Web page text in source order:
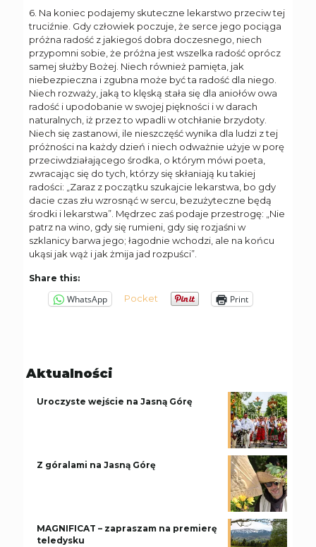
6. Na koniec podajemy skuteczne lekarstwo przeciw tej
truciźnie. Gdy człowiek poczuje, że serce jego pociąga
próżna radość z jakiegoś dobra doczesnego, niech
przypomni sobie, że próżna jest wszelka radość oprócz
samej służby Bożej. Niech również pamięta, jak
niebezpieczna i zgubna może być ta radość dla niego.
Niech rozważy, jaką to klęską stała się dla aniołów owa
radość i upodobanie w swojej piękności i w darach
naturalnych, iż przez to wpadli w otchłanie brzydoty.
Niech się zastanowi, ile nieszczęść wynika dla ludzi z tej
próżności na każdy dzień i niech odważnie użyje w porę
przeciwdziałającego środka, o którym mówi poeta,
zwracając się do tych, którzy się skłaniają ku takiej
radości: „Zaraz z początku szukajcie lekarstwa, bo gdy
dacie czas złu wzrosnąć w sercu, bezużyteczne będą
środki i lekarstwa”. Mędrzec zaś podaje przestrogę: „Nie
patrz na wino, gdy się rumieni, gdy się rozjaśni w
szklanicy barwa jego; łagodnie wchodzi, ale na końcu
ukąsi jak wąż i jak żmija jad rozpuści”.
Share this:
WhatsApp Pocket Print
Aktualności
Uroczyste wejście na Jasną Górę
Z góralami na Jasną Górę
MAGNIFICAT – zapraszam na premierę
teledysku